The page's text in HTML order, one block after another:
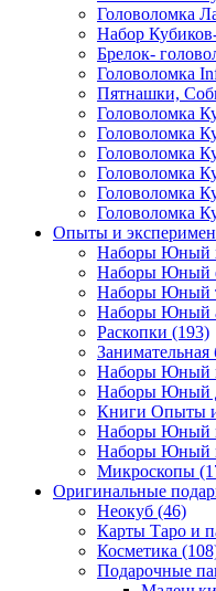
Головоломка
Набор
Брелок-
Головоломка
Пятнашки,
Головоломка
Головоломка
Головоломка
Головоломка
Головоломка
Головоломка
Опыты и
Наборы Юный
Наборы Юный
Наборы Юный
Наборы Юный
Раскопки (193)
Занимательная
Наборы Юный
Наборы Юный
Книги Опыты
Наборы Юный
Наборы Юный
Микроскопы
Оригинальные
Неокуб (46)
Карты Таро и
Косметика
Подарочные